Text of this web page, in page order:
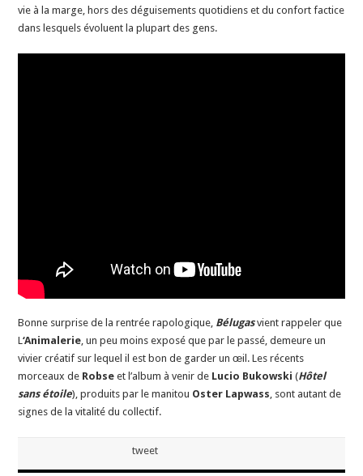
vie à la marge, hors des déguisements quotidiens et du confort factice
dans lesquels évoluent la plupart des gens.
Bonne surprise de la rentrée rapologique, Bélugasvient rappeler que
L‘Animalerie, un peu moins exposé que par le passé, demeure un
vivier créatif sur lequel il est bon de garder un œil. Les récents
morceaux de Robse et l’album à venir de Lucio Bukowski (Hôtel
sans étoile), produits par le manitou Oster Lapwass, sont autant de
signes de la vitalité du collectif.
tweet